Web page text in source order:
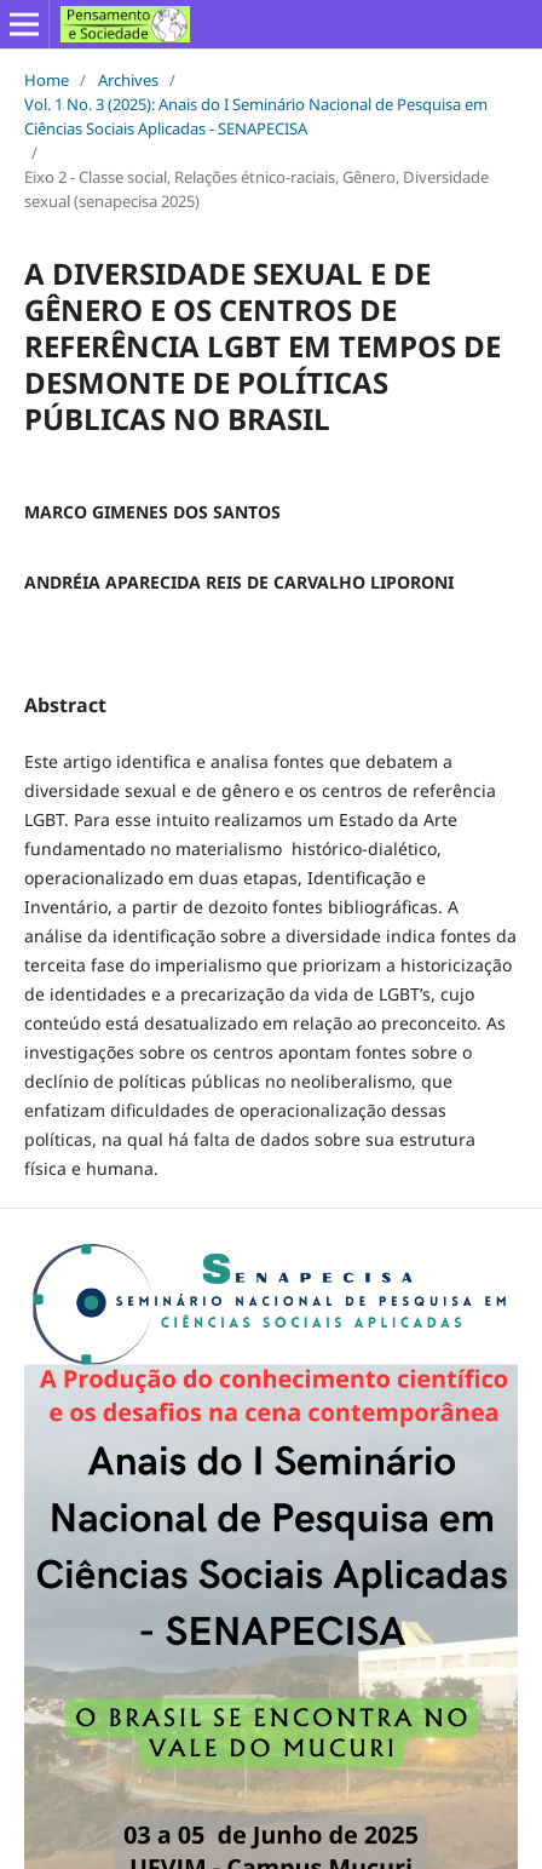
Home / Archives /
Vol. 1 No. 3 (2025): Anais do I Seminário Nacional de Pesquisa em
Ciências Sociais Aplicadas - SENAPECISA
/
Eixo 2 - Classe social, Relações étnico-raciais, Gênero, Diversidade
sexual (senapecisa 2025)
A DIVERSIDADE SEXUAL E DE
GÊNERO E OS CENTROS DE
REFERÊNCIA LGBT EM TEMPOS DE
DESMONTE DE POLÍTICAS
PÚBLICAS NO BRASIL
MARCO GIMENES DOS SANTOS
ANDRÉIA APARECIDA REIS DE CARVALHO LIPORONI
Abstract
Este artigo identifica e analisa fontes que debatem a
diversidade sexual e de gênero e os centros de referência
LGBT. Para esse intuito realizamos um Estado da Arte
fundamentado no materialismo histórico-dialético,
operacionalizado em duas etapas, Identificação e
Inventário, a partir de dezoito fontes bibliográficas. A
análise da identificação sobre a diversidade indica fontes da
terceita fase do imperialismo que priorizam a historicização
de identidades e a precarização da vida de LGBT’s, cujo
conteúdo está desatualizado em relação ao preconceito. As
investigações sobre os centros apontam fontes sobre o
declínio de políticas públicas no neoliberalismo, que
enfatizam dificuldades de operacionalização dessas
políticas, na qual há falta de dados sobre sua estrutura
física e humana.